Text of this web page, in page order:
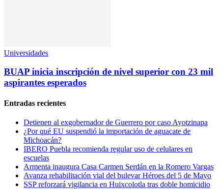
Universidades
BUAP inicia inscripción de nivel superior con 23 mil
aspirantes esperados
Entradas recientes
Detienen al exgobernador de Guerrero por caso Ayotzinapa
¿Por qué EU suspendió la importación de aguacate de
Michoacán?
IBERO Puebla recomienda regular uso de celulares en
escuelas
Armenta inaugura Casa Carmen Serdán en la Romero Vargas
Avanza rehabilitación vial del bulevar Héroes del 5 de Mayo
SSP reforzará vigilancia en Huixcolotla tras doble homicidio